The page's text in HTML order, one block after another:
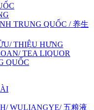
TRUNG QUỐC / 养生
THIỆU HƯNG
TEA LIQUOR
QUỐC
WULIANGYE/ 五粮液